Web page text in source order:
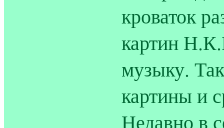
кроваток
картин
музыку.
картины и
Недавно в